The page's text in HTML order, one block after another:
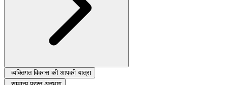
व्यक्तिगत विकास की आपकी यात्रा